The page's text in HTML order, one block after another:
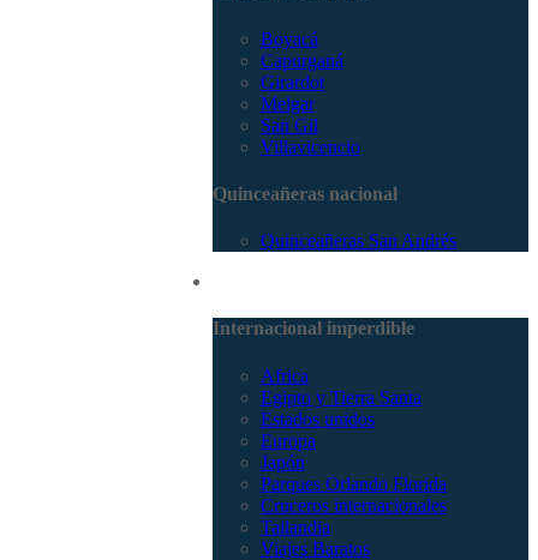
Boyacá
Capurganá
Girardot
Melgar
San Gil
Villavicencio
Quinceañeras nacional
Quinceañeras San Andrés
Internacional imperdible
Africa
Egipto y Tierra Santa
Estados unidos
Europa
Japón
Parques Orlando Florida
Cruceros internacionales
Tailandia
Viajes Baratos